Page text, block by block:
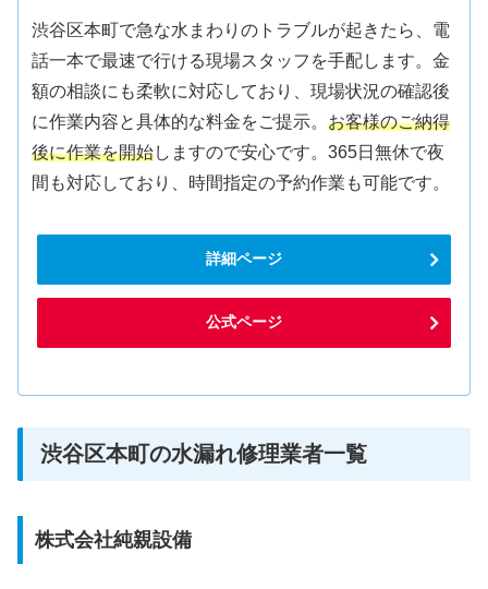
渋谷区本町で急な水まわりのトラブルが起きたら、電
話一本で最速で行ける現場スタッフを手配します。金
額の相談にも柔軟に対応しており、現場状況の確認後
に作業内容と具体的な料金をご提示。お客様のご納得
後に作業を開始しますので安心です。365日無休で夜
間も対応しており、時間指定の予約作業も可能です。
詳細ページ
公式ページ
渋谷区本町の水漏れ修理業者一覧
株式会社純親設備